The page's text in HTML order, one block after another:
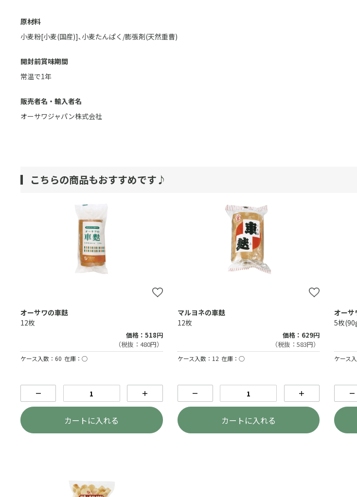
原材料
小麦粉[小麦(国産)]､小麦たんぱく/膨張剤(天然重曹)
開封前賞味期間
常温で1年
販売者名・輸入者名
オーサワジャパン株式会社
こちらの商品もおすすめです♪
オーサワの車麩
12枚
価格：518円
（税抜：480円）
ケース入数：60 在庫：○
－ ＋
カートに入れる
マルヨネの車麸
12枚
価格：629円
（税抜：583円）
ケース入数：12 在庫：○
－ ＋
カートに入れる
オーサ
5枚
ケース
－